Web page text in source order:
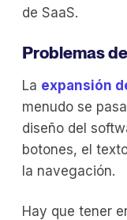
de SaaS.
Problemas
La expansión
menudo se
diseño del
botones, el
la navegación.
Hay que tener